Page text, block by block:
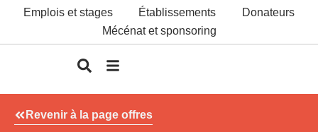
Emplois et stages Établissements
Donateurs
Mécénat et sponsoring
Revenir à la page offres